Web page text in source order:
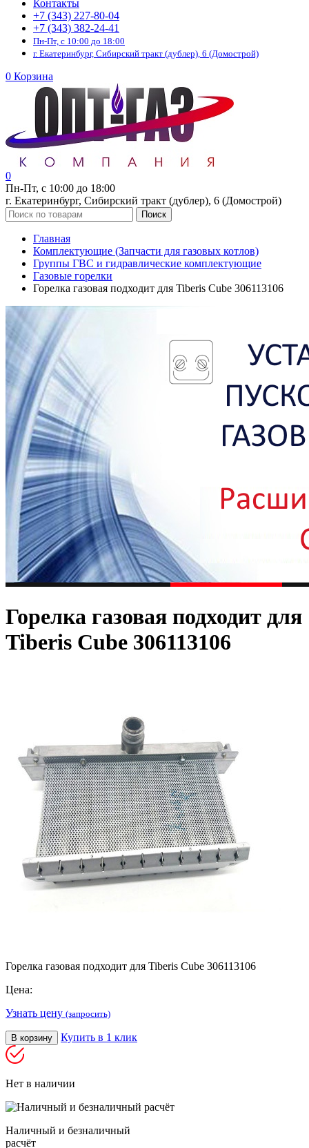
Контакты
+7 (343) 227-80-04
+7 (343) 382-24-41
Пн-Пт, с 10:00 до 18:00
г. Екатеринбург, Сибирский тракт (дублер), 6 (Домострой)
0 Корзина
0
Пн-Пт, с 10:00 до 18:00
г. Екатеринбург, Сибирский тракт (дублер), 6 (Домострой)
Поиск
Главная
Комплектующие (Запчасти для газовых котлов)
Группы ГВС и гидравлические комплектующие
Газовые горелки
Горелка газовая подходит для Tiberis Cube 306113106
Горелка газовая подходит для
Tiberis Cube 306113106
Горелка газовая подходит для Tiberis Cube 306113106
Цена:
Узнать цену (запросить)
В корзину Купить в 1 клик
Нет в наличии
Наличный и безналичный
расчёт